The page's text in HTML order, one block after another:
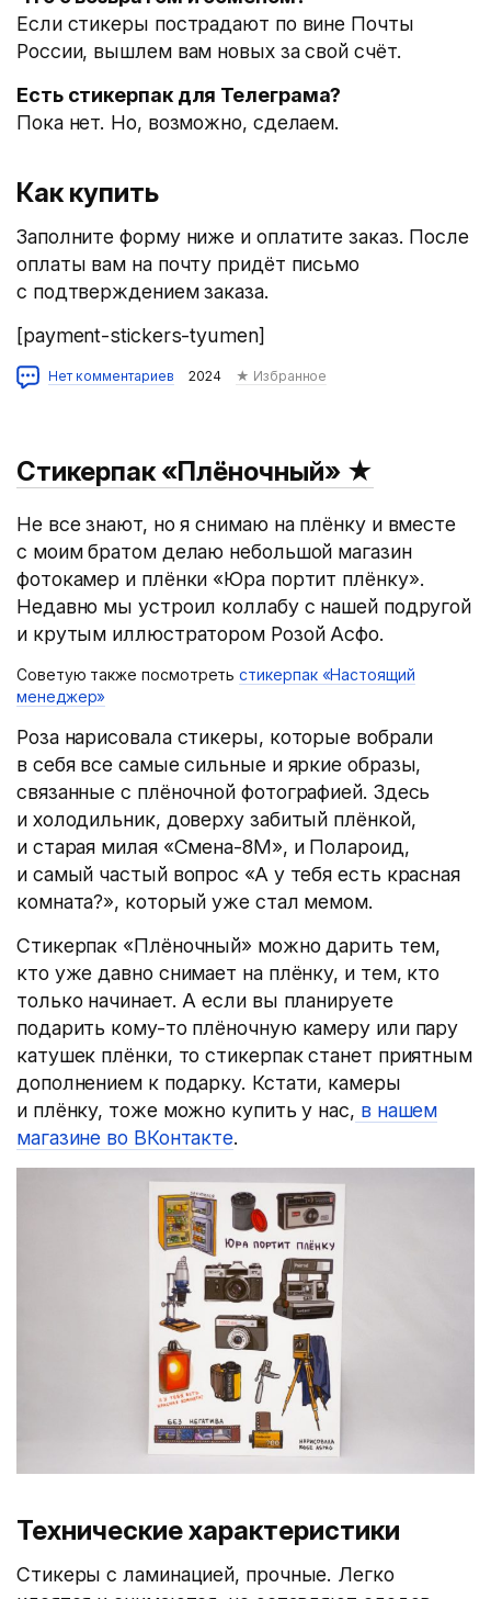
Если стикеры пострадают по вине Почты
России, вышлем вам новых за свой счёт.
Есть стикерпак для Телеграма?
Пока нет. Но, возможно, сделаем.
Как купить
Заполните форму ниже и оплатите заказ. После
оплаты вам на почту придёт письмо
с подтверждением заказа.
[payment-stickers-tyumen]
Нет комментариев 2024 ★ Избранное
Стикерпак «Плёночный» ★
Не все знают, но я снимаю на плёнку и вместе
с моим братом делаю небольшой магазин
фотокамер и плёнки «Юра портит плёнку».
Недавно мы устроил коллабу с нашей подругой
и крутым иллюстратором Розой Асфо.
Советую также посмотретьстикерпак «Настоящий
менеджер»
Роза нарисовала стикеры, которые вобрали
в себя все самые сильные и яркие образы,
связанные с плёночной фотографией. Здесь
и холодильник, доверху забитый плёнкой,
и старая милая «Смена-8М», и Полароид,
и самый частый вопрос «А у тебя есть красная
комната?», который уже стал мемом.
Стикерпак «Плёночный» можно дарить тем,
кто уже давно снимает на плёнку, и тем, кто
только начинает. А если вы планируете
подарить кому-то плёночную камеру или пару
катушек плёнки, то стикерпак станет приятным
дополнением к подарку. Кстати, камеры
и плёнку, тоже можно купить у нас, в нашем
магазине во ВКонтакте.
Технические характеристики
Стикеры с ламинацией, прочные. Легко